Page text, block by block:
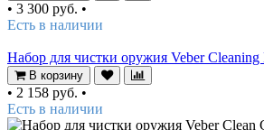
• 3 300 руб. •
Есть в наличии
Набор для чистки оружия Veber
В корзину
• 2 158 руб. •
Есть в наличии